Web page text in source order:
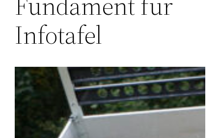
Infotafel